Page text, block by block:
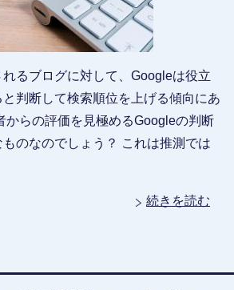
るブログに対して、Googleは役立
判断して検索順位を上げる傾向にあ
からの評価を見極めるGoogleの判断
のなのでしょう？ これは推測では
続きを読む